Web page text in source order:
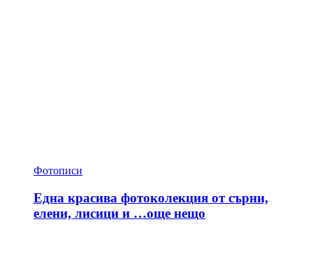
Фотописи
Една красива фотоколекция от сърни,
елени, лисици и …още нещо